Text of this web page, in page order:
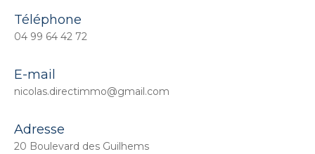
Téléphone
04 99 64 42 72
E-mail
nicolas.directimmo@gmail.com
Adresse
20 Boulevard des Guilhems